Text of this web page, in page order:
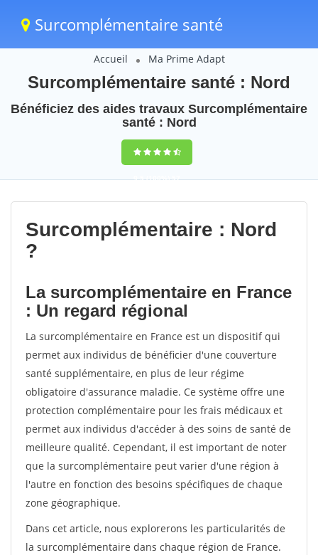
Surcomplémentaire santé
Accueil Ma Prime Adapt
Surcomplémentaire santé : Nord
Bénéficiez des aides travaux Surcomplémentaire
santé : Nord
9,5(100%)57
votes
Surcomplémentaire : Nord
?
La surcomplémentaire en France
: Un regard régional
La surcomplémentaire en France est un dispositif qui
permet aux individus de bénéficier d'une couverture
santé supplémentaire, en plus de leur régime
obligatoire d'assurance maladie. Ce système offre une
protection complémentaire pour les frais médicaux et
permet aux individus d'accéder à des soins de santé de
meilleure qualité. Cependant, il est important de noter
que la surcomplémentaire peut varier d'une région à
l'autre en fonction des besoins spécifiques de chaque
zone géographique.
Dans cet article, nous explorerons les particularités de
la surcomplémentaire dans chaque région de France.